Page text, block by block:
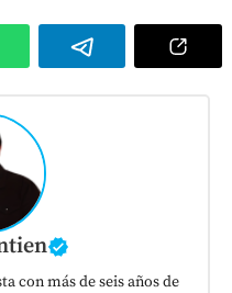
con más de seis años de